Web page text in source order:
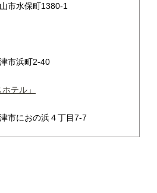
市水保町1380-1
市浜町2-40
テル」
市におの浜４丁目7-7